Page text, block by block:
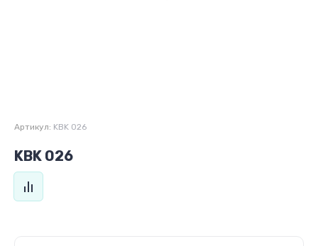
Артикул: KBK 026
KBK 026